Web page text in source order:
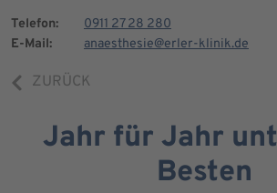
Telefon:
0911 27 28 280
E-Mail:
anaesthesie@erler-klinik.de
ZURÜCK
Jahr für Jahr
Besten